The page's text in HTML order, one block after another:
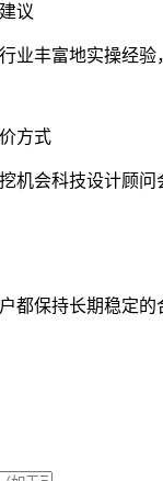
议
业丰富地实操经
方式
机会科技设计顾
都保持长期稳定